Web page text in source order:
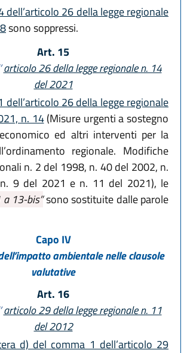
dell’articolo 26 della legge regionale
sono soppressi.
Art. 15
articolo 26 della legge regionale n. 14
del 2021
dell’articolo 26 della legge regionale
n. 14(Misure urgenti a sostegno
ed altri interventi per la
regionale. Modifiche
n. 2 del 1998, n. 40 del 2002, n.
9 del 2021 e n. 11 del 2021), le
a 13-bis”sono sostituite dalle parole
Capo IV
ambientale nelle clausole
valutative
Art. 16
articolo 29 della legge regionale n. 11
del 2012
d) del comma 1 dell’articolo 29